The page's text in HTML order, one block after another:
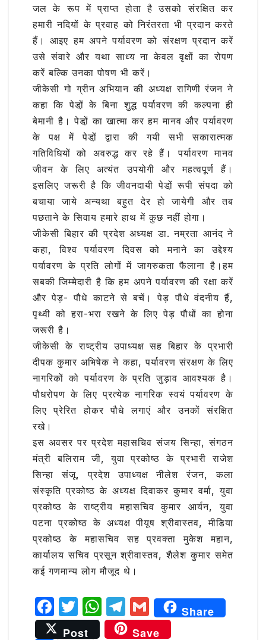
जल के रूप में प्राप्त होता है उसको संरक्षित कर
हमारी नदियों के प्रवाह को निरंतरता भी प्रदान करते
हैं। आइए हम अपने पर्यावरण को संरक्षण प्रदान करें
उसे संवारे और यथा साध्य ना केवल वृक्षों का रोपण
करें बल्कि उनका पोषण भी करें।
जीकेसी गो ग्रीन अभियान की अध्यक्ष रागिणी रंजन ने
कहा कि पेडो़ं के बिना शुद्ध पर्यावरण की कल्पना ही
बेमानी है। पेडो़ं का खात्मा कर हम मानव और पर्यावरण
के पक्ष में पेडो़ं द्वारा की गयी सभी सकारात्मक
गतिविधियों को अवरुद्ध कर रहे हैं। पर्यावरण मानव
जीवन के लिए अत्यंत उपयोगी और महत्वपूर्ण हैं।
इसलिए जरूरी है कि जीवनदायी पेडो़ं रूपी संपदा को
बचाया जाये अन्यथा बहुत देर हो जायेगी और तब
पछताने के सिवाय हमारे हाथ में कुछ नहीं होगा।
जीकेसी बिहार की प्रदेश अध्यक्ष डा. नम्रता आनंद ने
कहा, विश्व पर्यावरण दिवस को मनाने का उद्देश्य
पर्यावरण के प्रति लोगों में जागरुकता फैलाना है।हम
सबकी जिम्मेदारी है कि हम अपने पर्यावरण की रक्षा करें
और पेड़- पौधे काटने से बचें। पेड़ पौधे वंदनीय हैं,
पृथ्वी को हरा-भरा रखने के लिए पेड़ पौधों का होना
जरूरी है।
जीकेसी के राष्ट्रीय उपाध्यक्ष सह बिहार के प्रभारी
दीपक कुमार अभिषेक ने कहा, पर्यावरण संरक्षण के लिए
नागरिकों को पर्यावरण के प्रति जुड़ाव आवश्यक है।
पौधरोपण के लिए प्रत्येक नागरिक स्वयं पर्यावरण के
लिए प्रेरित होकर पौधे लगाएं और उनकों संरक्षित
रखे।
इस अवसर पर प्रदेश महासचिव संजय सिन्हा, संगठन
मंत्री बलिराम जी, युवा प्रकोष्ठ के प्रभारी राजेश
सिन्हा संजू, प्रदेश उपाध्यक्ष नीलेश रंजन, कला
संस्कृति प्रकोष्ठ के अध्यक्ष दिवाकर कुमार वर्मा, युवा
प्रकोष्ठ के राष्ट्रीय महासचिव कुमार आर्यन, युवा
पटना प्रकोष्ठ के अध्यक्ष पीयूष श्रीवास्तव, मीडिया
प्रकोष्ठ के महासचिव सह प्रवक्ता मुकेश महान,
कार्यालय सचिव प्रसून श्रीवास्तव, शैलेश कुमार समेत
कई गणमान्य लोग मौजूद थे।
F
a
T
w
W
h
T
el
G
m
Share
Post
Save